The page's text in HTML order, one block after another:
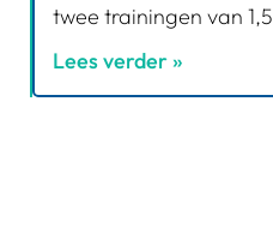
twee trainingen van
Lees verder »